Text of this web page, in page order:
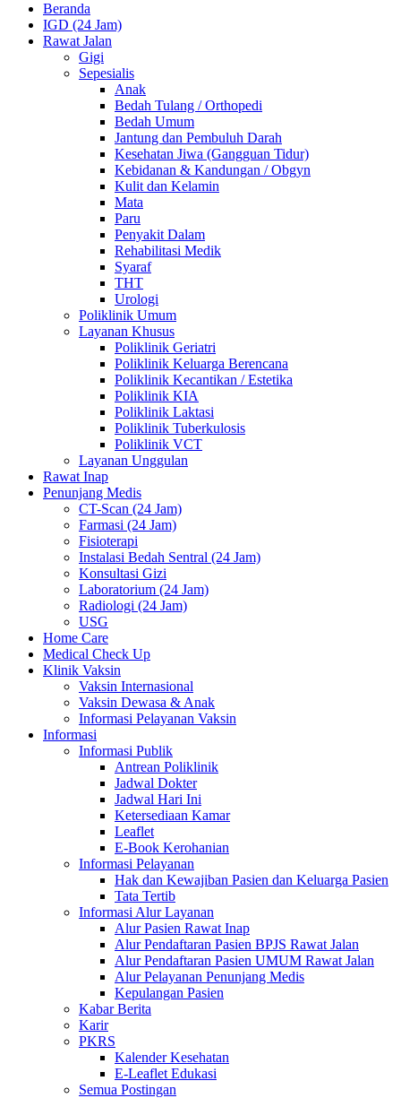
Beranda
IGD (24 Jam)
Rawat Jalan
Gigi
Sepesialis
Anak
Bedah Tulang / Orthopedi
Bedah Umum
Jantung dan Pembuluh Darah
Kesehatan Jiwa (Gangguan Tidur)
Kebidanan & Kandungan / Obgyn
Kulit dan Kelamin
Mata
Paru
Penyakit Dalam
Rehabilitasi Medik
Syaraf
THT
Urologi
Poliklinik Umum
Layanan Khusus
Poliklinik Geriatri
Poliklinik Keluarga Berencana
Poliklinik Kecantikan / Estetika
Poliklinik KIA
Poliklinik Laktasi
Poliklinik Tuberkulosis
Poliklinik VCT
Layanan Unggulan
Rawat Inap
Penunjang Medis
CT-Scan (24 Jam)
Farmasi (24 Jam)
Fisioterapi
Instalasi Bedah Sentral (24 Jam)
Konsultasi Gizi
Laboratorium (24 Jam)
Radiologi (24 Jam)
USG
Home Care
Medical Check Up
Klinik Vaksin
Vaksin Internasional
Vaksin Dewasa & Anak
Informasi Pelayanan Vaksin
Informasi
Informasi Publik
Antrean Poliklinik
Jadwal Dokter
Jadwal Hari Ini
Ketersediaan Kamar
Leaflet
E-Book Kerohanian
Informasi Pelayanan
Hak dan Kewajiban Pasien dan Keluarga Pasien
Tata Tertib
Informasi Alur Layanan
Alur Pasien Rawat Inap
Alur Pendaftaran Pasien BPJS Rawat Jalan
Alur Pendaftaran Pasien UMUM Rawat Jalan
Alur Pelayanan Penunjang Medis
Kepulangan Pasien
Kabar Berita
Karir
PKRS
Kalender Kesehatan
E-Leaflet Edukasi
Semua Postingan